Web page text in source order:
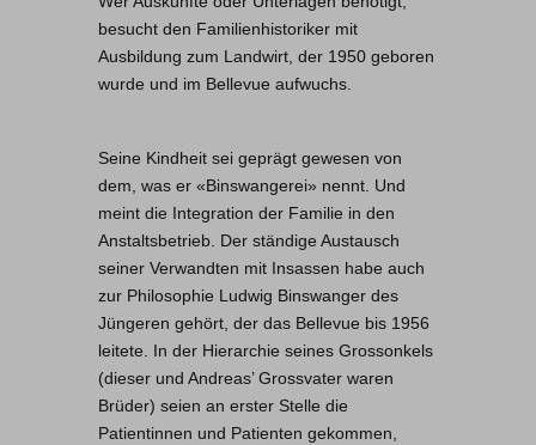
besucht den Familienhistoriker mit
Ausbildung zum Landwirt, der 1950 geboren
wurde und im Bellevue aufwuchs.
Seine Kindheit sei geprägt gewesen von
dem, was er «Binswangerei» nennt. Und
meint die Integration der Familie in den
Anstaltsbetrieb. Der ständige Austausch
seiner Verwandten mit Insassen habe auch
zur Philosophie Ludwig Binswanger des
Jüngeren gehört, der das Bellevue bis 1956
leitete. In der Hierarchie seines Grossonkels
(dieser und Andreas’ Grossvater waren
Brüder) seien an erster Stelle die
Patientinnen und Patienten gekommen,